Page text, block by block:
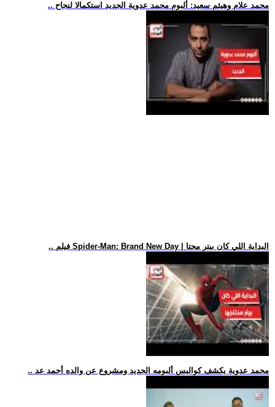
.. محمد علام وهيثم سعيد: ألبوم محمد عدوية الجديد استكمالا لنجاح
.. فيلم Spider-Man: Brand New Day | البداية اللي كان بيتر محتا
.. محمد عدوية يكشف كواليس ألبومه الجديد ومشروع عن والده أحمد عد